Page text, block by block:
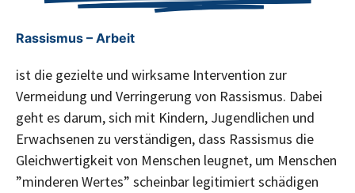
Rassismus – Arbeit
ist die gezielte und wirksame Intervention zur
Vermeidung und Verringerung von Rassismus. Dabei
geht es darum, sich mit Kindern, Jugendlichen und
Erwachsenen zu verständigen, dass Rassismus die
Gleichwertigkeit von Menschen leugnet, um Menschen
”minderen Wertes” scheinbar legitimiert schädigen